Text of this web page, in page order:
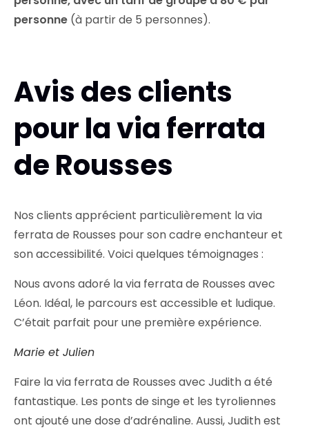
personne (à partir de 5 personnes).
Avis des clients
pour la via ferrata
de Rousses
Nos clients apprécient particulièrement la via
ferrata de Rousses pour son cadre enchanteur et
son accessibilité. Voici quelques témoignages :
Nous avons adoré la via ferrata de Rousses avec
Léon. Idéal, le parcours est accessible et ludique.
C’était parfait pour une première expérience.
Marie et Julien
Faire la via ferrata de Rousses avec Judith a été
fantastique. Les ponts de singe et les tyroliennes
ont ajouté une dose d’adrénaline. Aussi, Judith est